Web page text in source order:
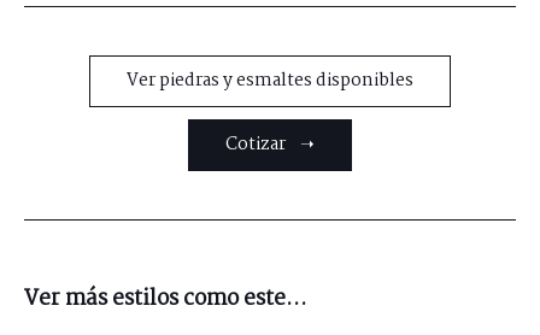
Ver piedras y esmaltes disponibles
Cotizar ➝
Ver más estilos como este...